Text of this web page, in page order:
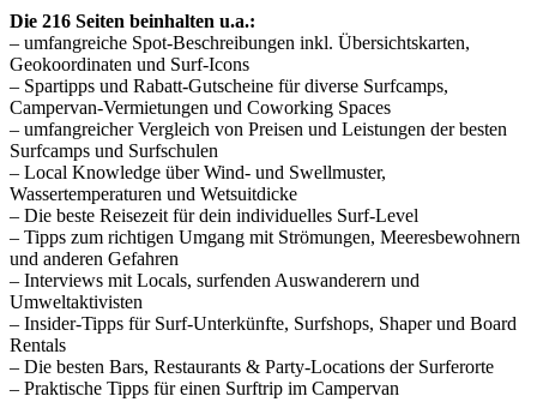
Die 216 Seiten beinhalten u.a.:
– umfangreiche Spot-Beschreibungen inkl. Übersichtskarten,
Geokoordinaten und Surf-Icons
– Spartipps und Rabatt-Gutscheine für diverse Surfcamps,
Campervan-Vermietungen und Coworking Spaces
– umfangreicher Vergleich von Preisen und Leistungen der besten
Surfcamps und Surfschulen
– Local Knowledge über Wind- und Swellmuster,
Wassertemperaturen und Wetsuitdicke
– Die beste Reisezeit für dein individuelles Surf-Level
– Tipps zum richtigen Umgang mit Strömungen, Meeresbewohnern
und anderen Gefahren
– Interviews mit Locals, surfenden Auswanderern und
Umweltaktivisten
– Insider-Tipps für Surf-Unterkünfte, Surfshops, Shaper und Board
Rentals
– Die besten Bars, Restaurants & Party-Locations der Surferorte
– Praktische Tipps für einen Surftrip im Campervan